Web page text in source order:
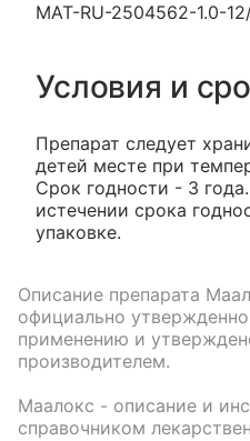
MAT-RU-2504562-1.0-
Условия и
Препарат следует
детей месте при
Срок годности - 3
истечении срока
упаковке.
Описание препарата
официально
применению и
производителем.
Маалокс - описание и
справочником